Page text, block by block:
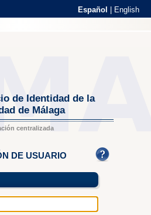
Español English
de Identidad de la
de Málaga
centralizada
DE USUARIO